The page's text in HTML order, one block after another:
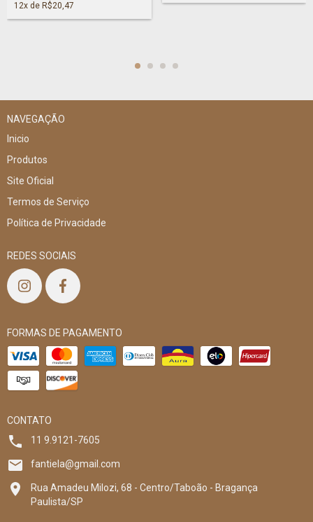
12x de R$20,47
NAVEGAÇÃO
Inicio
Produtos
Site Oficial
Termos de Serviço
Política de Privacidade
REDES SOCIAIS
FORMAS DE PAGAMENTO
CONTATO
11 9.9121-7605
fantiela@gmail.com
Rua Amadeu Milozi, 68 - Centro/Taboão - Bragança
Paulista/SP